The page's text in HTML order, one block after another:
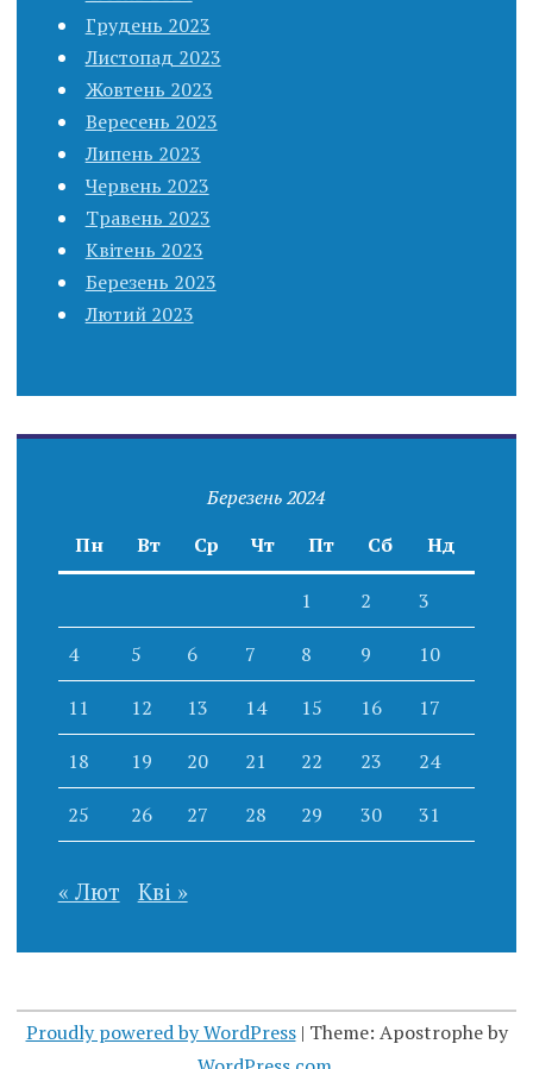
Грудень 2023
Листопад 2023
Жовтень 2023
Вересень 2023
Липень 2023
Червень 2023
Травень 2023
Квітень 2023
Березень 2023
Лютий 2023
Березень 2024
Пн
Вт Ср Чт Пт Сб Нд
1 2 3
4 5 6 7 8 9 10
11 12 13 14 15 16 17
18 19 20 21 22 23 24
25 26 27 28 29 30 31
« Лют Кві »
Proudly powered by WordPress | Theme: Apostrophe by